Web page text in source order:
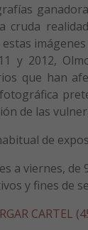
cruda
estas
y 2012,
que han
de las
de
a viernes, de
y fines de
CARTEL